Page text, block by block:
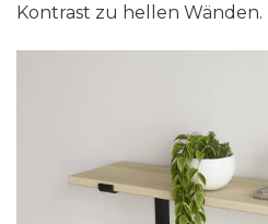
Kontrast zu hellen Wänden.